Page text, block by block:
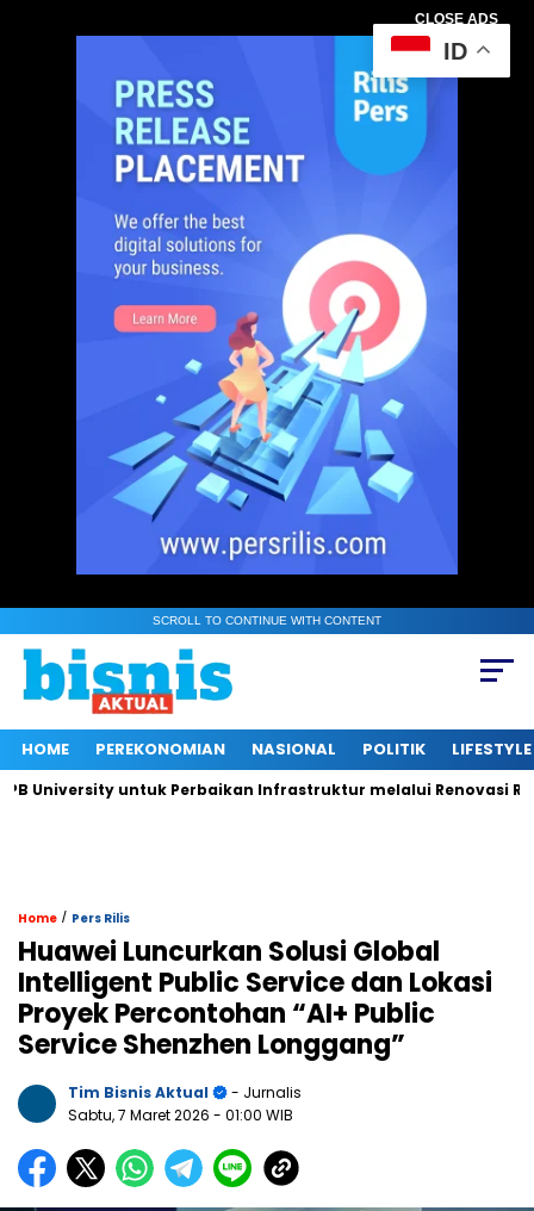
CLOSE ADS
SCROLL TO CONTINUE WITH CONTENT
HOME PEREKONOMIAN NASIONAL POLITIK LIFESTYLE
untuk Perbaikan Infrastruktur melalui Renovasi Ruang
Home / Pers Rilis
Huawei Luncurkan Solusi Global
Intelligent Public Service dan Lokasi
Proyek Percontohan “AI+ Public
Service Shenzhen Longgang”
Tim Bisnis Aktual
- Jurnalis
Sabtu, 7 Maret 2026 - 01:00 WIB
ID